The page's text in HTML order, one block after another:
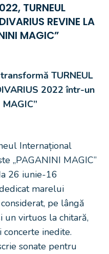
TURNEUL
REVINE LA
MAGIC”
TURNEUL
2022 într-un
Internațional
„PAGANINI MAGIC”
26 iunie-16
marelui
pe lângă
un virtuos la chitară,
concerte inedite.
sonate pentru